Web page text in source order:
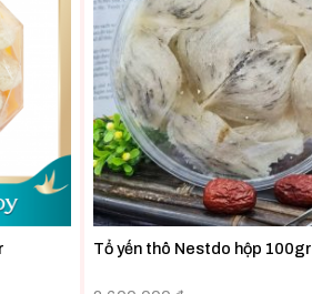
Tổ yến thô Nestdo hộp 100gr